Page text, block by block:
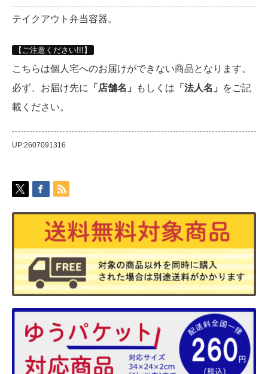
テイクアウト弁当容器。
【ご注意ください!!!】
こちらは個人宅へのお届けができない商品となります。
必ず、お届け先に
「店舗名」 もしくは 「法人名」
をご記
載ください。
UP:2607091316